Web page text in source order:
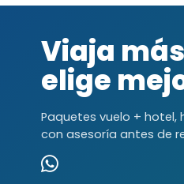
Viaja
elige
Paquetes vuelo + hotel,
con asesoría antes de